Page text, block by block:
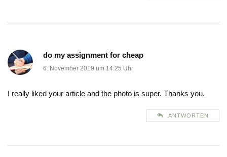
do my assignment for cheap
6. November 2019 um 14:25 Uhr
I really liked your article and the photo is super. Thanks you.
ANTWORTEN